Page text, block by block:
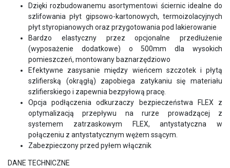
Dzięki rozbudowanemu asortymentowi ściernic idealne do
szlifowania płyt gipsowo-kartonowych, termoizolacyjnych
płyt styropianowych oraz przygotowania pod lakierowanie
Bardzo elastyczny przez opcjonalne przedłużenie
(wyposażenie dodatkowe) o 500mm dla wysokich
pomieszczeń, montowany baznarzędziowo
Efektywne zasysanie między wieńcem szczotek i płytą
szlifierską (okrągłą) zapobiega zatykaniu się materiału
szlifierskiego i zapewnia bezpyłową pracę.
Opcja podłączenia odkurzaczy bezpieczeństwa FLEX z
optymalizacją przepływu na rurze prowadzącej z
systemem zatrzaskowym FLEX, antystatyczna w
połączeniu z antystatycznym wężem ssącym.
Zabezpieczony przed pyłem włącznik
DANE TECHNICZNE